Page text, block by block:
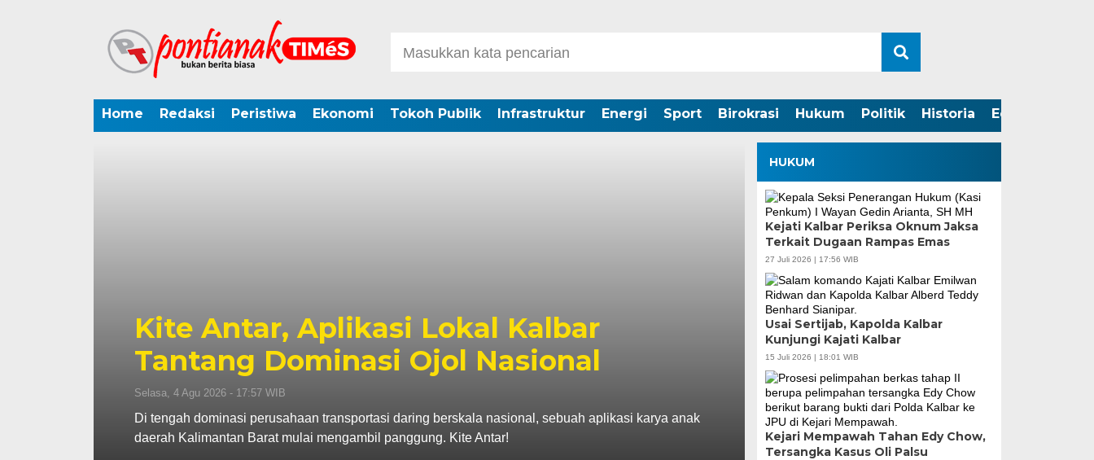
Home Redaksi Peristiwa Ekonomi Tokoh Publik Infrastruktur Energi Sport Birokrasi Hukum Politik Historia Edukasi
Kite Antar, Aplikasi Lokal Kalbar
Tantang Dominasi Ojol Nasional
Selasa, 4 Agu 2026 - 17:57 WIB
Di tengah dominasi perusahaan transportasi daring berskala nasional, sebuah aplikasi karya anak
daerah Kalimantan Barat mulai mengambil panggung. Kite Antar!
HUKUM
Kejati Kalbar Periksa Oknum Jaksa
Terkait Dugaan Rampas Emas
27 Juli 2026 | 17:56 WIB
Usai Sertijab, Kapolda Kalbar
Kunjungi Kajati Kalbar
15 Juli 2026 | 18:01 WIB
Kejari Mempawah Tahan Edy Chow,
Tersangka Kasus Oli Palsu